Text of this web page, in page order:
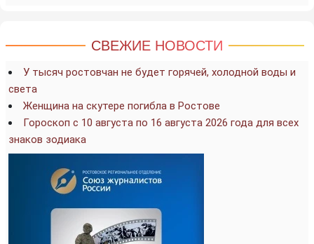
СВЕЖИЕ НОВОСТИ
У тысяч ростовчан не будет горячей, холодной воды и
света
Женщина на скутере погибла в Ростове
Гороскоп с 10 августа по 16 августа 2026 года для всех
знаков зодиака